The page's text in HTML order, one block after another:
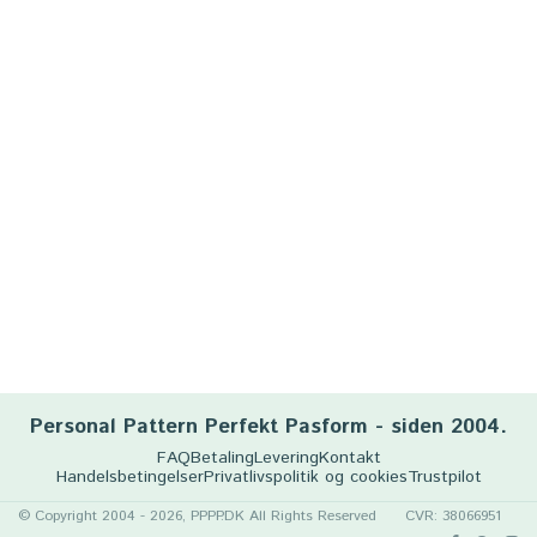
Personal Pattern Perfekt Pasform - siden 2004.
FAQBetalingLeveringKontakt
HandelsbetingelserPrivatlivspolitik og cookiesTrustpilot
© Copyright 2004 - 2026, PPPP.DK All Rights Reserved CVR: 38066951